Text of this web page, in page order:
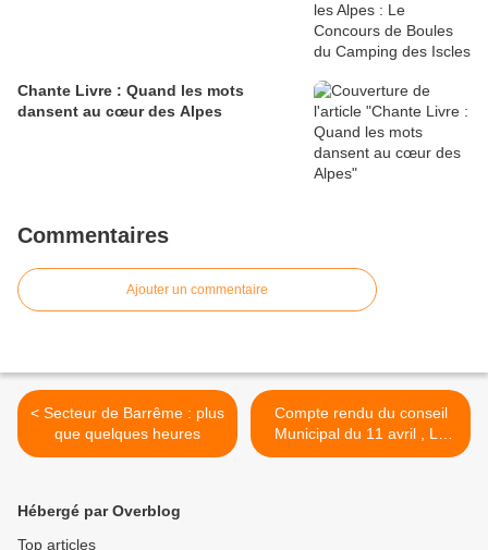
Chante Livre : Quand les mots
dansent au cœur des Alpes
Commentaires
Ajouter un commentaire
< Secteur de Barrême : plus
que quelques heures
Compte rendu du conseil
Municipal du 11 avril , La
Mure Argens >
Hébergé par Overblog
Top articles